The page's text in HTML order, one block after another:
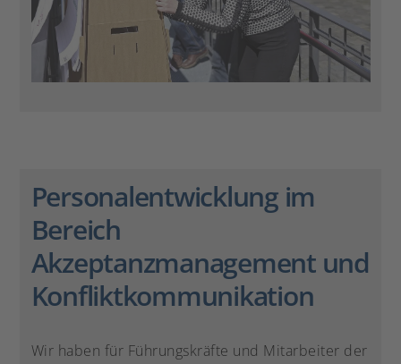
Personalentwicklung im
Bereich
Akzeptanzmanagement und
Konfliktkommunikation
Wir haben für Führungskräfte und Mitarbeiter der